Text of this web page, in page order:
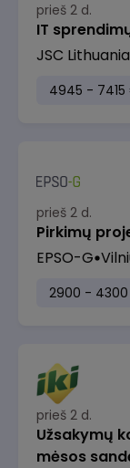
prieš 2 d.
IT
JSC
4945 -
prieš 2 d.
Pirkimų
EPSO-G
2900 -
prieš 2 d.
Užsakymų
mėsos